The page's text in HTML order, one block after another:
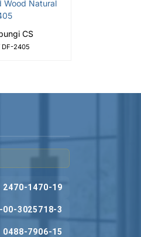
Wood Natural
CS
2405
2470-1470-19
00-3025718-3
0488-7906-15